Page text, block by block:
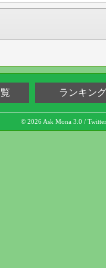
ランキング
© 2026 Ask Mona 3.0 /